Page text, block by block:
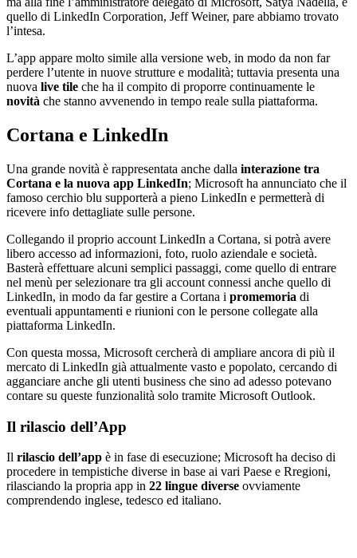
quello di LinkedIn Corporation, Jeff Weiner, pare abbiamo trovato
l’intesa.
L’app appare molto simile alla versione web, in modo da non far
perdere l’utente in nuove strutture e modalità; tuttavia presenta una
nuova live tile che ha il compito di proporre continuamente le
novità che stanno avvenendo in tempo reale sulla piattaforma.
Cortana e LinkedIn
Una grande novità è rappresentata anche dalla interazione tra
Cortana e la nuova app LinkedIn; Microsoft ha annunciato che il
famoso cerchio blu supporterà a pieno LinkedIn e permetterà di
ricevere info dettagliate sulle persone.
Collegando il proprio account LinkedIn a Cortana, si potrà avere
libero accesso ad informazioni, foto, ruolo aziendale e società.
Basterà effettuare alcuni semplici passaggi, come quello di entrare
nel menù per selezionare tra gli account connessi anche quello di
LinkedIn, in modo da far gestire a Cortana i promemoria di
eventuali appuntamenti e riunioni con le persone collegate alla
piattaforma LinkedIn.
Con questa mossa, Microsoft cercherà di ampliare ancora di più il
mercato di LinkedIn già attualmente vasto e popolato, cercando di
agganciare anche gli utenti business che sino ad adesso potevano
contare su queste funzionalità solo tramite Microsoft Outlook.
Il rilascio dell’App
Il rilascio dell’app è in fase di esecuzione; Microsoft ha deciso di
procedere in tempistiche diverse in base ai vari Paese e Rregioni,
rilasciando la propria app in 22 lingue diverse ovviamente
comprendendo inglese, tedesco ed italiano.